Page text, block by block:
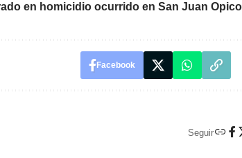
en homicidio ocurrido en San Juan Opico
Facebook
Seguir